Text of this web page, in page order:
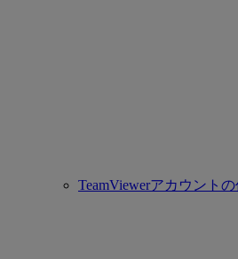
TeamViewerアカウント